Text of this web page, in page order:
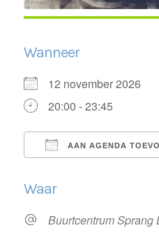
Wanneer
12 november 2026
20:00 - 23:45
AAN AGENDA
Waar
Buurtcentrum Sprang